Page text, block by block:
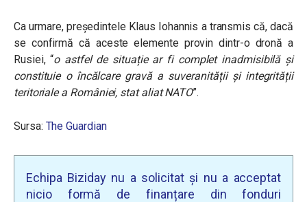
Ca urmare, președintele Klaus Iohannis a transmis că, dacă
se confirmă că aceste elemente provin dintr-o dronă a
Rusiei, “o astfel de situație ar fi complet inadmisibilă și
constituie o încălcare gravă a suveranității și integrității
teritoriale a României, stat aliat NATO”.
Sursa: The Guardian
Echipa Biziday nu a solicitat și nu a acceptat
nicio formă de finanțare din fonduri